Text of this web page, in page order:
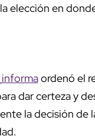
elección en
ordenó el
dar certeza y
la decisión de